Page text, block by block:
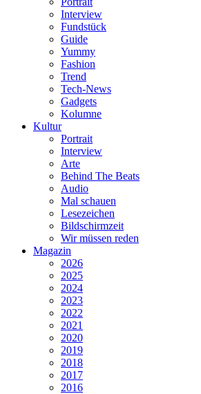
Interview
Fundstück
Guide
Yummy
Fashion
Trend
Tech-News
Gadgets
Kolumne
Kultur
Portrait
Interview
Arte
Behind The Beats
Audio
Mal schauen
Lesezeichen
Bildschirmzeit
Wir müssen reden
Magazin
2026
2025
2024
2023
2022
2021
2020
2019
2018
2017
2016